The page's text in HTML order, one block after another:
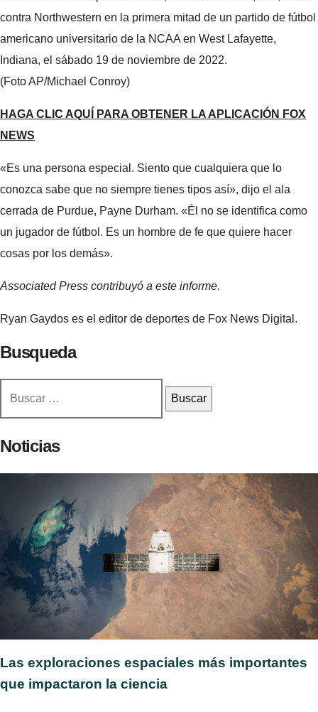
contra Northwestern en la primera mitad de un partido de fútbol
americano universitario de la NCAA en West Lafayette,
Indiana, el sábado 19 de noviembre de 2022.
(Foto AP/Michael Conroy)
HAGA CLIC AQUÍ PARA OBTENER LA APLICACIÓN FOX
NEWS
«Es una persona especial. Siento que cualquiera que lo
conozca sabe que no siempre tienes tipos así», dijo el ala
cerrada de Purdue, Payne Durham. «Él no se identifica como
un jugador de fútbol. Es un hombre de fe que quiere hacer
cosas por los demás».
Associated Press contribuyó a este informe.
Ryan Gaydos es el editor de deportes de Fox News Digital.
Busqueda
Noticias
Las exploraciones espaciales más importantes
que impactaron la ciencia